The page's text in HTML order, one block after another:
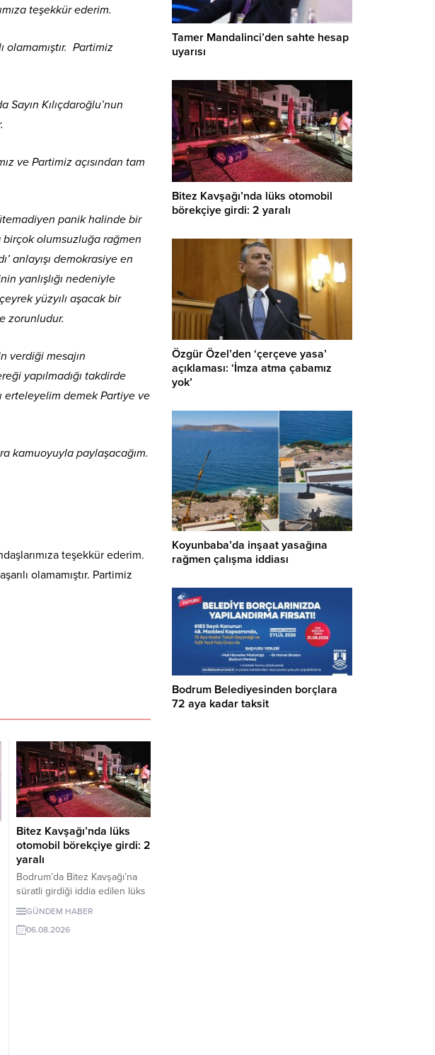
teşekkür ederim.
olamamıştır. Partimiz
Kılıçdaroğlu’nun
ve Partimiz açısından tam
panik halinde bir
olumsuzluğa rağmen
anlayışı demokrasiye en
yanlışlığı nedeniyle
yüzyılı aşacak bir
zorunludur.
verdiği mesajın
yapılmadığı takdirde
erteleyelim demek Partiye ve
kamuoyuyla paylaşacağım.
teşekkür ederim.
olamamıştır. Partimiz
Bitez Kavşağı’nda lüks
otomobil börekçiye girdi: 2
yaralı
Bodrum’da Bitez Kavşağı’na
süratli girdiği iddia edilen lüks
otomobil börekçiye girdi.
yaralandı.
GÜNDEM HABER
06.08.2026
Tamer Mandalinci’den sahte hesap
uyarısı
Bitez Kavşağı’nda lüks otomobil
börekçiye girdi: 2 yaralı
Özgür Özel’den ‘çerçeve yasa’
açıklaması: ‘İmza atma çabamız
yok’
Koyunbaba’da inşaat yasağına
rağmen çalışma iddiası
Bodrum Belediyesinden borçlara
72 aya kadar taksit